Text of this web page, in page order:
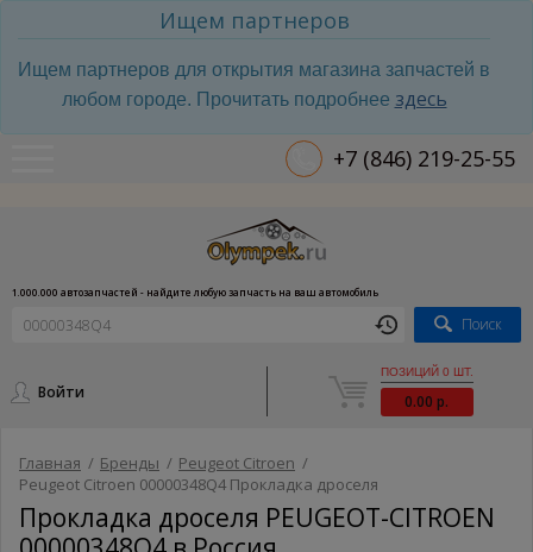
Ищем партнеров
Ищем партнеров для открытия магазина запчастей в
любом городе. Прочитать подробнее здесь
+7 (846) 219-25-55
1.000.000 автозапчастей - найдите любую запчасть на ваш автомобиль
Поиск
Войти
ПОЗИЦИЙ 0 ШТ.
0.00 р.
Главная / Бренды / Peugeot Citroen /
Peugeot Citroen 00000348Q4 Прокладка дроселя
Прокладка дроселя PEUGEOT-CITROEN